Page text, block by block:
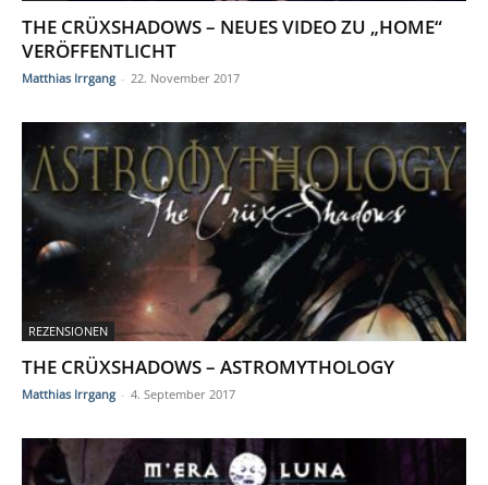
THE CRÜXSHADOWS – NEUES VIDEO ZU „HOME“
VERÖFFENTLICHT
Matthias Irrgang - 22. November 2017
REZENSIONEN
THE CRÜXSHADOWS – ASTROMYTHOLOGY
Matthias Irrgang - 4. September 2017